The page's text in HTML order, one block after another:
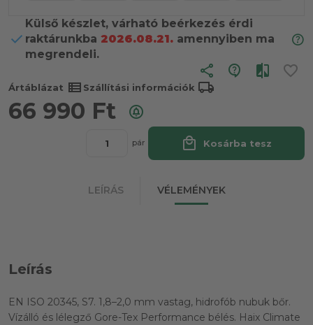
Külső készlet, várható beérkezés érdi
raktárunkba 2026.08.21. amennyiben ma
megrendeli.
share
Ártáblázat view_list Szállítási információk local_shipping
66 990 Ft
pár local_mall Kosárba tesz
LEÍRÁS VÉLEMÉNYEK
Leírás
EN ISO 20345, S7. 1,8–2,0 mm vastag, hidrofób nubuk bőr.
Vízálló és lélegző Gore-Tex Performance bélés. Haix Climate